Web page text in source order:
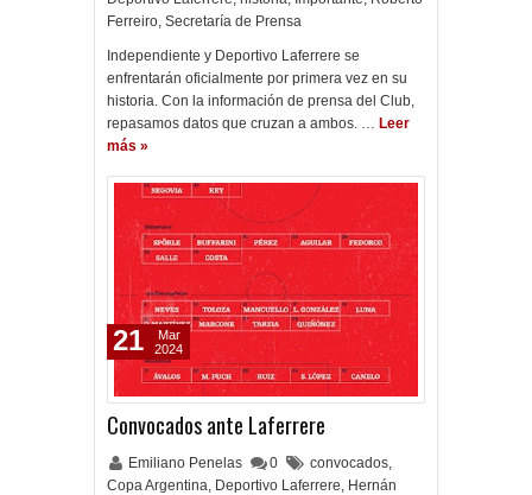
Ferreiro, Secretaría de Prensa
Independiente y Deportivo Laferrere se
enfrentarán oficialmente por primera vez en su
historia. Con la información de prensa del Club,
repasamos datos que cruzan a ambos. … Leer
más »
Convocados ante Laferrere
Emiliano Penelas 0 convocados,
Copa Argentina, Deportivo Laferrere, Hernán
21
Mar
2024